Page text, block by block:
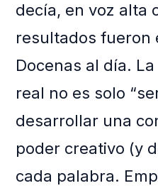
decía, en voz alta
resultados fueron
Docenas al día.
real no es solo
desarrollar una
poder creativo (y
cada palabra.